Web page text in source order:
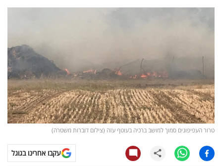
מדדים
רכילות
עסקית
קריפטו
ויראלי
טלוויזיה
טרור העפיפונים סמוך למושב ברכיה בעוטף עזה (צילום דוברות משטרה)
עקבו אחרינו בגוגל